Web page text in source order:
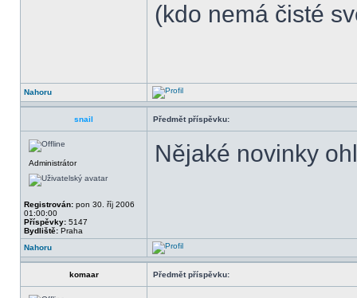
(kdo nemá čisté
Nahoru
snail Předmět příspěvku:
Administrátor
Registrován: pon 30. říj 2006
01:00:00
Příspěvky: 5147
Bydliště: Praha
Nějaké novinky
Nahoru
komaar Předmět příspěvku: